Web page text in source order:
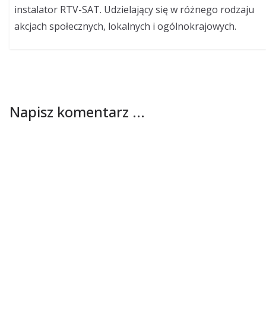
instalator RTV-SAT. Udzielający się w różnego rodzaju
akcjach społecznych, lokalnych i ogólnokrajowych.
Napisz komentarz ...